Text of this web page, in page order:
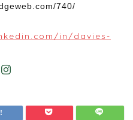
740/
in/davies-